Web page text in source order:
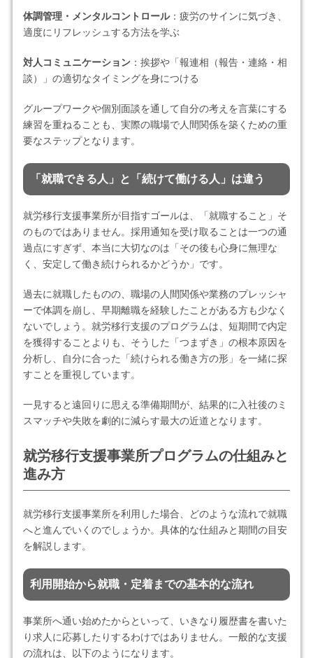
体調管理・メンタルコントロール：疲労のサインに気づき、
適度にリフレッシュする方法を学ぶ
対人コミュニケーション：挨拶や「報連相（報告・連絡・相
談）」の適切なタイミングを身につける
グループワークや個別面談を通して自分の考えを言葉にする
練習を重ねることも、実際の職場で人間関係を築くための重
要なステップとなります。
「就職できる人」と「続けて働ける人」は違う
就労移行支援事業所が目指すゴールは、「就職すること」そ
のものではありません。採用通知を受け取ることは一つの通
過点にすぎず、本当に大切なのは「その後も心身に無理な
く、安定して働き続けられるかどうか」です。
過去に就職したものの、職場の人間関係や業務のプレッシャ
ーで体調を崩し、早期離職を経験したことがある方も少なく
ないでしょう。就労移行支援のプログラムは、短期間で内定
を獲得することよりも、そうした「つまずき」の根本原因を
分析し、自分に合った「続けられる働き方の形」を一緒に探
すことを重視しています。
一見すると遠回りに思える準備期間が、結果的に入社後のミ
スマッチや失敗を劇的に減らす最大の近道となります。
就労移行支援事業所プログラムの仕組みと
進み方
就労移行支援事業所を利用した場合、どのような流れで就職
へと進んでいくのでしょうか。具体的な仕組みと期間の目安
を解説します。
利用開始から就職・定着までの基本的な流れ
事業所へ通い始めたからといって、いきなり履歴書を書いた
り求人に応募したりするわけではありません。一般的な支援
の流れは、以下のようになります。